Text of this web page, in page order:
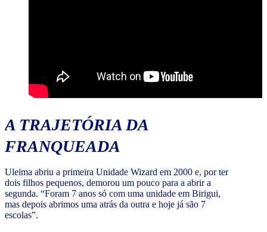
A TRAJETÓRIA DA
FRANQUEADA
Uleima abriu a primeira Unidade Wizard em 2000 e, por ter
dois filhos pequenos, demorou um pouco para a abrir a
segunda. “Foram 7 anos só com uma unidade em Birigui,
mas depois abrimos uma atrás da outra e hoje já são 7
escolas”.